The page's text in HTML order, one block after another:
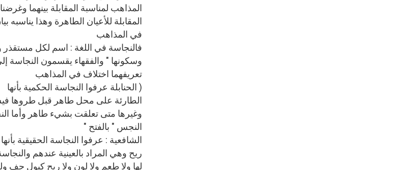
المذاهب لمناسبة المقابلة بينهما
المقابلة للأعيان الطاهرة وهذا
في المذاهب
فالنجاسة في اللغة : اسم لكل
وسكونها " والفقهاء يقسمون النجاسة
تعريفهما اختلاف في المذاهب
( الحنابلة عرفوا النجاسة الحكمية بأنها
الطارئة على محل طاهر قبل طروها
وغيرها متى تعلقت بشيء طاهر وأما
النجس " بالفتح "
الشافعية : عرفوا النجاسة الحقيقية
ريح وهي المراد بالعينية عندهم
لها ولا طعم ولا لون ولا ريح كبول